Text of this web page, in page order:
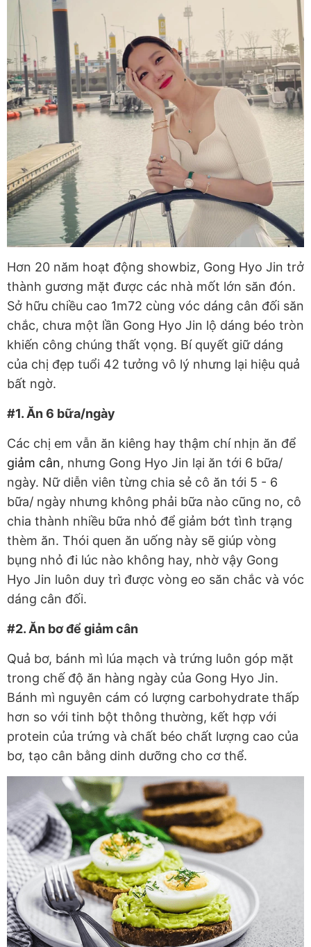
Hơn 20 năm hoạt động showbiz, Gong Hyo Jin trở
thành gương mặt được các nhà mốt lớn săn đón.
Sở hữu chiều cao 1m72 cùng vóc dáng cân đối săn
chắc, chưa một lần Gong Hyo Jin lộ dáng béo tròn
khiến công chúng thất vọng. Bí quyết giữ dáng
của chị đẹp tuổi 42 tưởng vô lý nhưng lại hiệu quả
bất ngờ.
#1. Ăn 6 bữa/ngày
Các chị em vẫn ăn kiêng hay thậm chí nhịn ăn để
giảm cân, nhưng Gong Hyo Jin lại ăn tới 6 bữa/
ngày. Nữ diễn viên từng chia sẻ cô ăn tới 5 - 6
bữa/ ngày nhưng không phải bữa nào cũng no, cô
chia thành nhiều bữa nhỏ để giảm bớt tình trạng
thèm ăn. Thói quen ăn uống này sẽ giúp vòng
bụng nhỏ đi lúc nào không hay, nhờ vậy Gong
Hyo Jin luôn duy trì được vòng eo săn chắc và vóc
dáng cân đối.
#2. Ăn bơ để giảm cân
Quả bơ, bánh mì lúa mạch và trứng luôn góp mặt
trong chế độ ăn hàng ngày của Gong Hyo Jin.
Bánh mì nguyên cám có lượng carbohydrate thấp
hơn so với tinh bột thông thường, kết hợp với
protein của trứng và chất béo chất lượng cao của
bơ, tạo cân bằng dinh dưỡng cho cơ thể.